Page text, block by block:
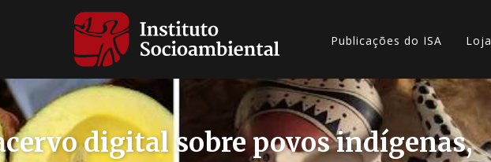
Publicações do ISA Loja
digital sobre povos indígenas,